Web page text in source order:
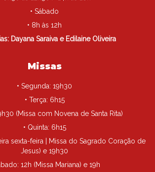
• Sábado
• 8h às 12h
Dayana Saraiva e Edilaine Oliveira
Missas
• Segunda: 19h30
• Terça: 6h15
(Missa com Novena de Santa Rita)
• Quinta: 6h15
sexta-feira | Missa do Sagrado Coração de
Jesus) e 19h30
12h (Missa Mariana) e 19h